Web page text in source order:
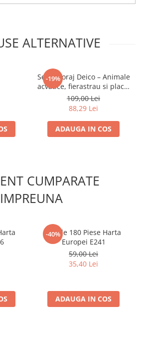
ALTERNATIVE
-19%
Set traforaj Deico – Animale
acvatice, fierastrau si placaj
(8+)
109,00 Lei
88,29 Lei
ADAUGA IN COS
CUMPARATE
IMPREUNA
-40%
Puzzle 180 Piese Harta
Europei E241
59,00 Lei
35,40 Lei
ADAUGA IN COS